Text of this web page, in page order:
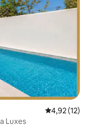
Średnia
4,92 (12)
Luxes